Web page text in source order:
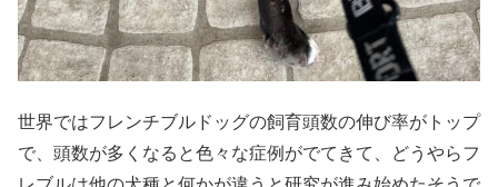
世界ではフレンチブルドッグの飼育頭数の伸び率がトップ
で、頭数が多くなると色々な症例がでてきて、どうやらフ